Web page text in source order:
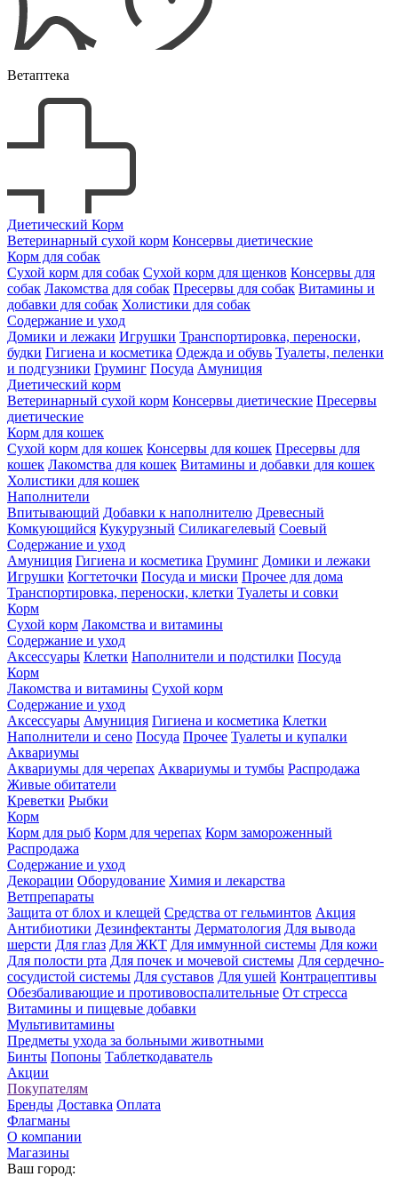
Ветаптека
Диетический Корм
Ветеринарный сухой корм Консервы диетические
Корм для собак
Сухой корм для собак Сухой корм для щенков Консервы для
собак Лакомства для собак Пресервы для собак Витамины и
добавки для собак Холистики для собак
Содержание и уход
Домики и лежаки Игрушки Транспортировка, переноски,
будки Гигиена и косметика Одежда и обувь Туалеты, пеленки
и подгузники Груминг Посуда Амуниция
Диетический корм
Ветеринарный сухой корм Консервы диетические Пресервы
диетические
Корм для кошек
Сухой корм для кошек Консервы для кошек Пресервы для
кошек Лакомства для кошек Витамины и добавки для кошек
Холистики для кошек
Наполнители
Впитывающий Добавки к наполнителю Древесный
Комкующийся Кукурузный Силикагелевый Соевый
Содержание и уход
Амуниция Гигиена и косметика Груминг Домики и лежаки
Игрушки Когтеточки Посуда и миски Прочее для дома
Транспортировка, переноски, клетки Туалеты и совки
Корм
Сухой корм Лакомства и витамины
Содержание и уход
Аксессуары Клетки Наполнители и подстилки Посуда
Корм
Лакомства и витамины Сухой корм
Содержание и уход
Аксессуары Амуниция Гигиена и косметика Клетки
Наполнители и сено Посуда Прочее Туалеты и купалки
Аквариумы
Аквариумы для черепах Аквариумы и тумбы Распродажа
Живые обитатели
Креветки Рыбки
Корм
Корм для рыб Корм для черепах Корм замороженный
Распродажа
Содержание и уход
Декорации Оборудование Химия и лекарства
Ветпрепараты
Защита от блох и клещей Средства от гельминтов Акция
Антибиотики Дезинфектанты Дерматология Для вывода
шерсти Для глаз Для ЖКТ Для иммунной системы Для кожи
Для полости рта Для почек и мочевой системы Для сердечно-
сосудистой системы Для суставов Для ушей Контрацептивы
Обезбаливающие и противовоспалительные От стресса
Витамины и пищевые добавки
Мультивитамины
Предметы ухода за больными животными
Бинты Попоны Таблеткодаватель
Акции
Покупателям
Бренды Доставка Оплата
Флагманы
О компании
Магазины
Ваш город: